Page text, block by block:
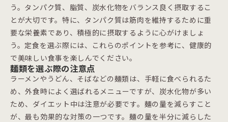
う。タンパク質、脂質、炭水化物をバランス良く摂取するこ
とが大切です。特に、タンパク質は筋肉を維持するために重
要な栄養素であり、積極的に摂取するように心がけましょ
う。定食を選ぶ際には、これらのポイントを参考に、健康的
で美味しい食事を楽しんでください。
麺類を選ぶ際の注意点
ラーメンやうどん、そばなどの麺類は、手軽に食べられるた
め、外食時によく選ばれるメニューですが、炭水化物が多い
ため、ダイエット中は注意が必要です。麺の量を減らすこと
が、最も効果的な対策の一つです。麺の量を半分に減らした